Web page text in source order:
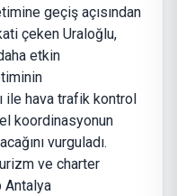
geçiş açısından
çeken Uraloğlu,
etkin
ile hava trafik kontrol
koordinasyonun
vurguladı.
ve charter
Antalya